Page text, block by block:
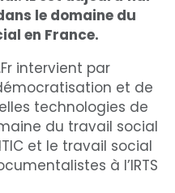
le domaine du
en France.
intervient par
et de
technologies de
du travail social
et le travail social
à l’IRTS